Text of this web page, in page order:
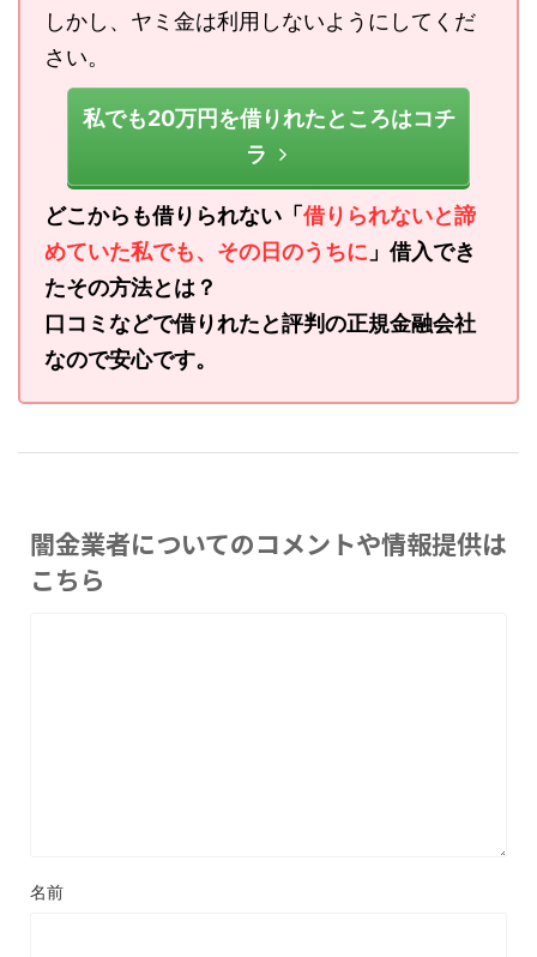
しかし、ヤミ金は利用しないようにしてくだ
さい。
私でも20万円を借りれたところはコチ
ラ
どこからも借りられない「借りられないと諦
めていた私でも、その日のうちに 」借入でき
たその方法とは？
口コミなどで借りれたと評判の正規金融会社
なので安心です。
闇金業者についてのコメントや情報提供は
こちら
名前